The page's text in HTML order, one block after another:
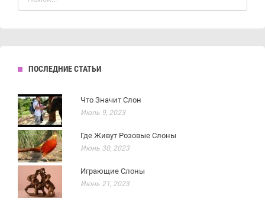
ПОСЛЕДНИЕ СТАТЬИ
Что Значит Слон
Июль 9, 2023
Где Живут Розовые Слоны
Июнь 30, 2023
Играющие Слоны
Июнь 21, 2023